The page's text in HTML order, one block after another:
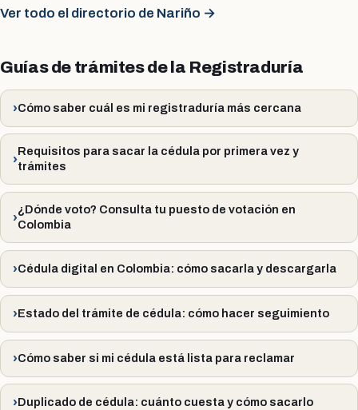
Ver todo el directorio de Nariño →
Guías de trámites de la Registraduría
Cómo saber cuál es mi registraduría más cercana
Requisitos para sacar la cédula por primera vez y
trámites
¿Dónde voto? Consulta tu puesto de votación en
Colombia
Cédula digital en Colombia: cómo sacarla y descargarla
Estado del trámite de cédula: cómo hacer seguimiento
Cómo saber si mi cédula está lista para reclamar
Duplicado de cédula: cuánto cuesta y cómo sacarlo